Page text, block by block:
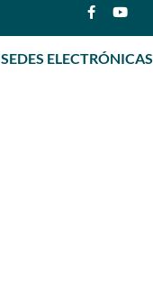
SEDES ELECTRÓNICAS